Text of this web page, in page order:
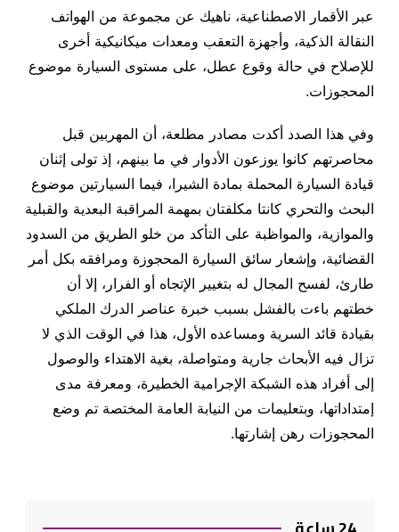
عبر الأقمار الاصطناعية، ناهيك عن مجموعة من الهواتف
النقالة الذكية، وأجهزة التعقب ومعدات ميكانيكية أخرى
للإصلاح في حالة وقوع عطل، على مستوى السيارة موضوع
المحجوزات.
وفي هذا الصدد أكدت مصادر مطلعة، أن المهربين قبل
محاصرتهم كانوا يوزعون الأدوار في ما بينهم، إذ تولى إثنان
قيادة السيارة المحملة بمادة الشيرا، فيما السيارتين موضوع
البحث والتحري كانتا مكلفتان بمهمة المراقبة البعدية والقبلية
والموازية، والمواظبة على التأكد من خلو الطريق من السدود
القضائية، وإشعار سائق السيارة المحجوزة ومرافقه بكل أمر
طارئ، لفسح المجال له بتغيير الإتجاه أو الفرار، إلا أن
خطتهم باءت بالفشل بسبب خبرة عناصر الدرك الملكي
بقيادة قائد السرية ومساعده الأول، هذا في الوقت الذي لا
تزال فيه الأبحاث جارية ومتواصلة، بغية الاهتداء والوصول
إلى أفراد هذه الشبكة الإجرامية الخطيرة، ومعرفة مدى
إمتداداتها، وبتعليمات من النيابة العامة المختصة تم وضع
المحجوزات رهن إشارتها.